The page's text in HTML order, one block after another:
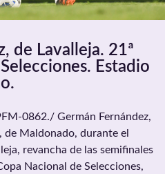
de Lavalleja. 21ª
Estadio
0862./ Germán Fernández,
de Maldonado, durante el
revancha de las semifinales
Nacional de Selecciones,